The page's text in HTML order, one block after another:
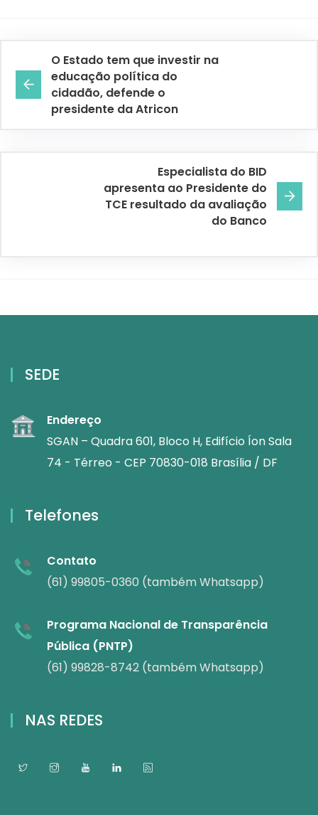
O Estado tem que investir na
educação política do
cidadão, defende o
presidente da Atricon
Especialista do BID
apresenta ao Presidente do
TCE resultado da avaliação
do Banco
SEDE
Endereço
SGAN – Quadra 601, Bloco H, Edifício Íon Sala
74 - Térreo - CEP 70830-018 Brasília / DF
Telefones
Contato
(61) 99805-0360 (também Whatsapp)
Programa Nacional de Transparência
Pública (PNTP)
(61) 99828-8742 (também Whatsapp)
NAS REDES